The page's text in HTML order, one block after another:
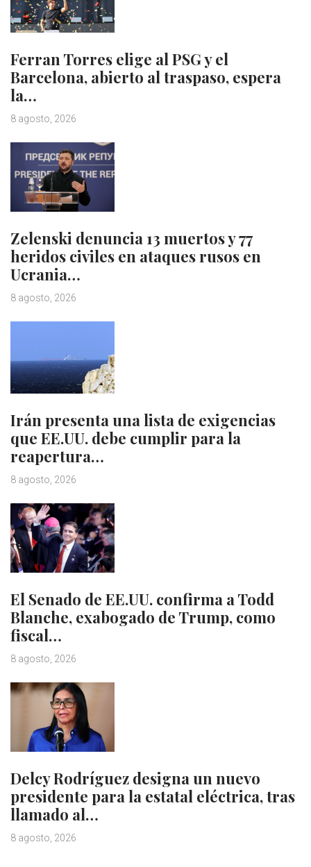
Ferran Torres elige al PSG y el
Barcelona, abierto al traspaso, espera
la…
8 agosto, 2026
Zelenski denuncia 13 muertos y 77
heridos civiles en ataques rusos en
Ucrania…
8 agosto, 2026
Irán presenta una lista de exigencias
que EE.UU. debe cumplir para la
reapertura…
8 agosto, 2026
El Senado de EE.UU. confirma a Todd
Blanche, exabogado de Trump, como
fiscal…
8 agosto, 2026
Delcy Rodríguez designa un nuevo
presidente para la estatal eléctrica, tras
llamado al…
8 agosto, 2026